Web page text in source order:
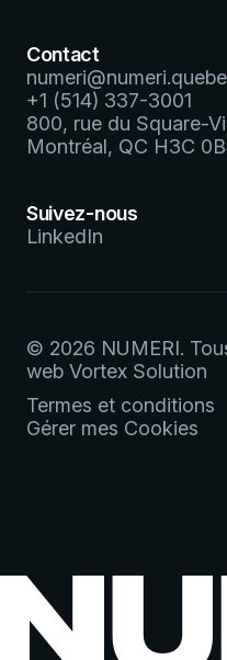
Contact
+1 (514) 337-3001
800, rue du Square-
Montréal, QC H3C
Suivez-nous
LinkedIn
© 2026 NUMERI.
web Vortex Solution
Termes et conditions
Gérer mes Cookies